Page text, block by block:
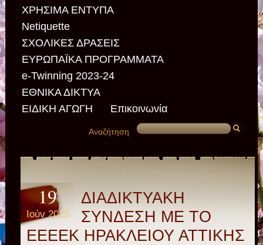
ΧΡΗΣΙΜΑ ΕΝΤΥΠΑ
Netiquette
ΣΧΟΛΙΚΕΣ ΔΡΑΣΕΙΣ
ΕΥΡΩΠΑΪΚΑ ΠΡΟΓΡΑΜΜΑΤΑ
e-Twinning 2023-24
ΕΘΝΙΚΑ ΔΙΚΤΥΑ
ΕΙΔΙΚΗ ΑΓΩΓΗ
Επικοινωνία
Αναζήτηση
19
Ιούν 2025
ΔΙΑΔΙΚΤΥΑΚΗ
ΣΥΝΔΕΣΗ ΜΕ ΤΟ
ΕΕΕΕΚ ΗΡΑΚΛΕΙΟΥ ΑΤΤΙΚΗΣ